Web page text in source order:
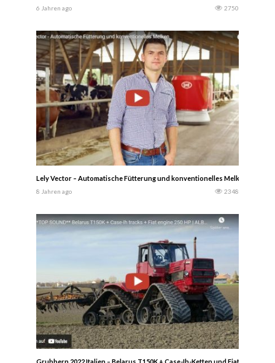
6 Jahren ago 2750
Lely Vector – Automatische Fütterung und konventionelles Melken
8 Jahren ago 2348